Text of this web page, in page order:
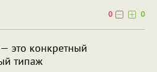
0
0
это конкретный
типаж